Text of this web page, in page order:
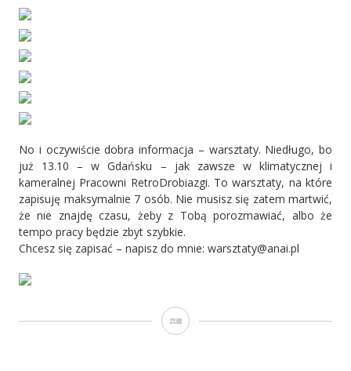
No i oczywiście dobra informacja – warsztaty. Niedługo, bo
już 13.10 – w Gdańsku – jak zawsze w klimatycznej i
kameralnej Pracowni RetroDrobiazgi. To warsztaty, na które
zapisuję maksymalnie 7 osób. Nie musisz się zatem martwić,
że nie znajdę czasu, żeby z Tobą porozmawiać, albo że
tempo pracy będzie zbyt szybkie.
Chcesz się zapisać – napisz do mnie: warsztaty@anai.pl
Galeria